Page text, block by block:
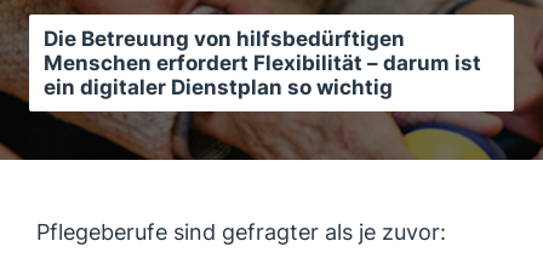
Die Betreuung von hilfsbedürftigen
Menschen erfordert Flexibilität – darum ist
ein digitaler Dienstplan so wichtig
Pflegeberufe sind gefragter als je zuvor: